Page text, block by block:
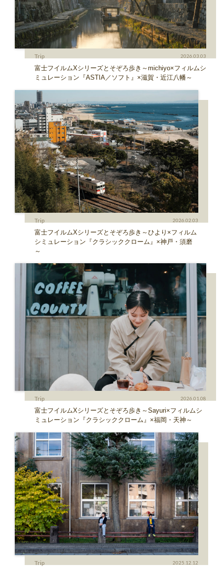
Trip 2026.03.03
富士フイルムXシリーズとそぞろ歩き～michiyo×フィルムシ
ミュレーション『ASTIA／ソフト』×滋賀・近江八幡～
Trip 2026.02.03
富士フイルムXシリーズとそぞろ歩き～ひより×フィルム
シミュレーション『クラシッククローム』×神戸・須磨
～
Trip 2026.01.08
富士フイルムXシリーズとそぞろ歩き～Sayuri×フィルムシ
ミュレーション『クラシッククローム』×福岡・天神～
Trip 2025.12.12